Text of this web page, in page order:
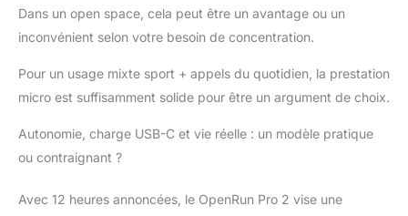
réglementations
locales.
Dans un open space, cela peut être un avantage ou un
inconvénient selon votre besoin de concentration.
Pour un usage mixte sport + appels du quotidien, la prestation
micro est suffisamment solide pour être un argument de choix.
Autonomie, charge USB-C et vie réelle : un modèle pratique
ou contraignant ?
Avec 12 heures annoncées, le OpenRun Pro 2 vise une